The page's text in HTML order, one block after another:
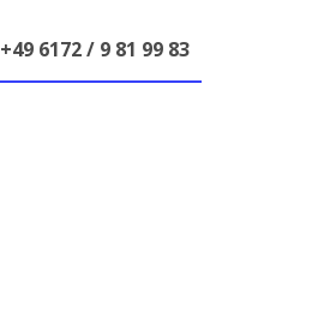
+49 6172 / 9 81 99 83